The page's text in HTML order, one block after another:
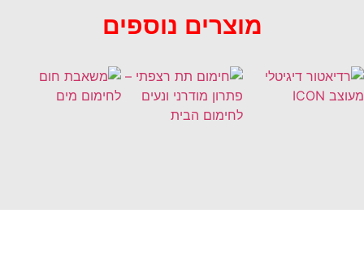
מוצרים נוספים